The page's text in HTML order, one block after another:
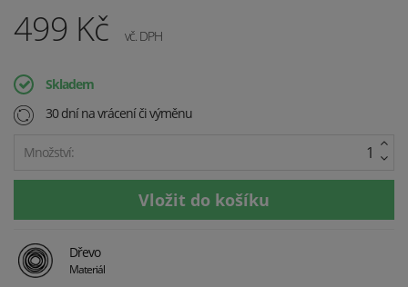
499 Kč vč. DPH
Skladem
30 dní na vrácení či výměnu
Množství:
Dřevo
Materiál